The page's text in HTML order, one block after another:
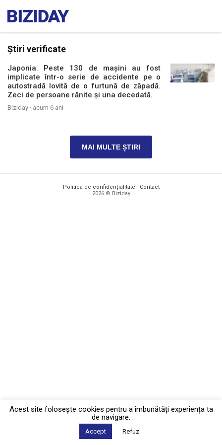
Știri verificate
Japonia. Peste 130 de mașini au fost
implicate într-o serie de accidente pe o
autostradă lovită de o furtună de zăpadă.
Zeci de persoane rănite și una decedată.
Biziday · acum 6 ani
MAI MULTE ȘTIRI
Politica de confidențialitate · Contact
2026 © Biziday
Acest site foloseşte cookies pentru a îmbunătăți experiența ta
de navigare.
Accept Refuz